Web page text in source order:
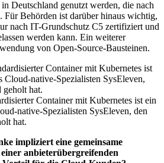
Deutschland genutzt werden, die nach
Behörden ist darüber hinaus wichtig,
nach IT-Grundschutz C5 zertifiziert und
werden kann. Ein weiterer
von Open-Source-Bausteinen.
Container mit Kubernetes ist ein
native-Spezialisten SysEleven, den
hat.
impliziert eine gemeinsame
anbieterübergreifenden